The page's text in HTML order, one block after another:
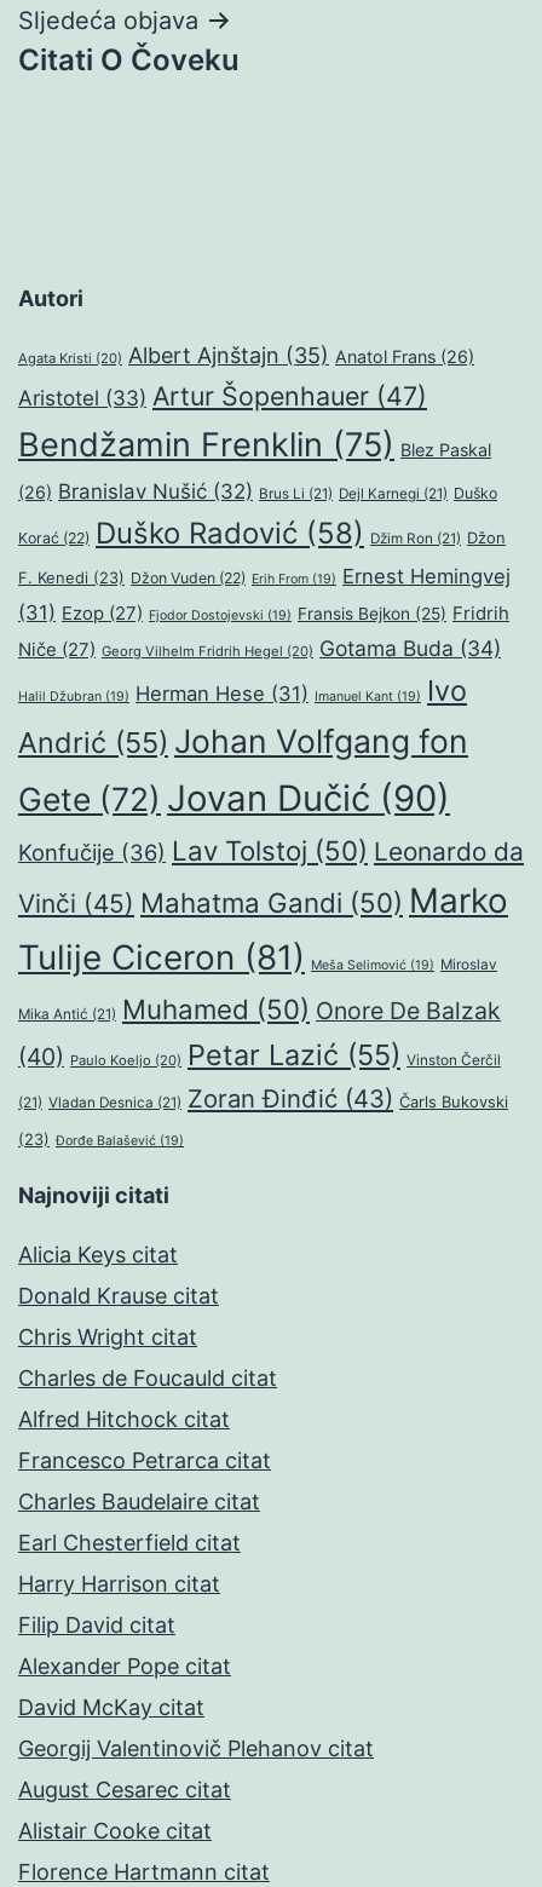
Sljedeća objava
Citati O Čoveku
Autori
Agata Kristi (20) Albert Ajnštajn (35) Anatol Frans (26)
Aristotel (33) Artur Šopenhauer (47)
Bendžamin Frenklin (75) Blez Paskal
(26) Branislav Nušić (32) Brus Li (21) Dejl Karnegi (21) Duško
Korać (22) Duško Radović (58) Džim Ron (21) Džon
F. Kenedi (23) Džon Vuden (22) Erih From (19) Ernest Hemingvej
(31) Ezop (27) Fjodor Dostojevski (19) Fransis Bejkon (25) Fridrih
Niče (27) Georg Vilhelm Fridrih Hegel (20) Gotama Buda (34)
Halil Džubran (19) Herman Hese (31) Imanuel Kant (19)
Ivo
Andrić (55) Johan Volfgang fon
Gete (72) Jovan Dučić (90)
Konfučije (36) Lav Tolstoj (50) Leonardo da
Vinči (45) Mahatma Gandi (50) Marko
Tulije Ciceron (81) Meša Selimović (19) Miroslav
Mika Antić (21) Muhamed (50) Onore De Balzak
(40) Paulo Koeljo (20) Petar Lazić (55) Vinston Čerčil
(21) Vladan Desnica (21) Zoran Đinđić (43) Čarls Bukovski
(23) Đorđe Balašević (19)
Najnoviji citati
Alicia Keys citat
Donald Krause citat
Chris Wright citat
Charles de Foucauld citat
Alfred Hitchock citat
Francesco Petrarca citat
Charles Baudelaire citat
Earl Chesterfield citat
Harry Harrison citat
Filip David citat
Alexander Pope citat
David McKay citat
Georgij Valentinovič Plehanov citat
August Cesarec citat
Alistair Cooke citat
Florence Hartmann citat